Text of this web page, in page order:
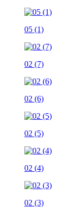
05 (1)
02 (7)
02 (6)
02 (5)
02 (4)
02 (3)